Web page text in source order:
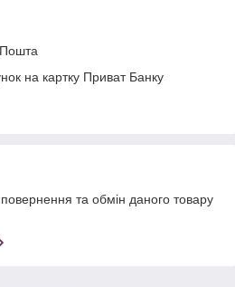
на картку Приват Банку
та обмін даного товару